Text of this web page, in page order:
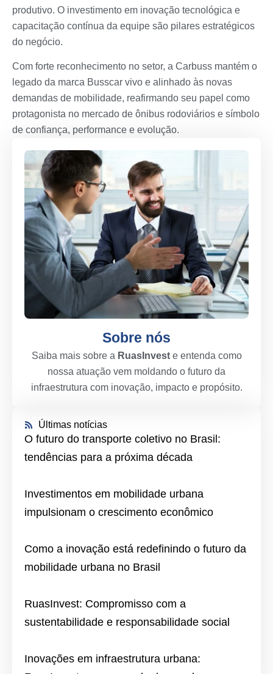
produtivo. O investimento em inovação tecnológica e
capacitação contínua da equipe são pilares estratégicos
do negócio.
Com forte reconhecimento no setor, a Carbuss mantém o
legado da marca Busscar vivo e alinhado às novas
demandas de mobilidade, reafirmando seu papel como
protagonista no mercado de ônibus rodoviários e símbolo
de confiança, performance e evolução.
Sobre nós
Saiba mais sobre a RuasInvest e entenda como
nossa atuação vem moldando o futuro da
infraestrutura com inovação, impacto e propósito.
Últimas notícias
O futuro do transporte coletivo no Brasil:
tendências para a próxima década
Investimentos em mobilidade urbana
impulsionam o crescimento econômico
Como a inovação está redefinindo o futuro da
mobilidade urbana no Brasil
RuasInvest: Compromisso com a
sustentabilidade e responsabilidade social
Inovações em infraestrutura urbana: